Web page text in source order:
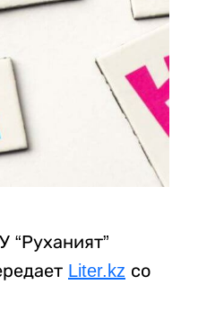
“Руханият”
Liter.kz со